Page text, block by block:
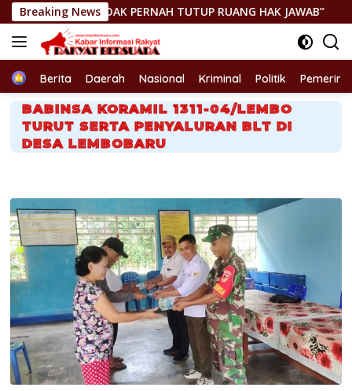
Langsung
ke
konten
Breaking News
PERNAH TUTUP RUANG HAK JAWAB” GEGER!
HomeBerita Daerah Nasional Kriminal Politik
BABINSA KORAMIL 1311-04/LEMBO
TURUT SERTA PENYALURAN BLT DI
DESA LEMBOBARU